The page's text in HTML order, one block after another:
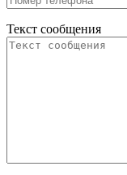
Текст сообщения